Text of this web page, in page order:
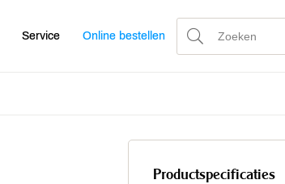
Service Online bestellen
Productspecificaties